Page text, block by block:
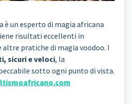
è un esperto di magia africana
risultati eccellenti in
altre pratiche di magia voodoo. I
sicuri e veloci, la
sotto ogni punto di vista.